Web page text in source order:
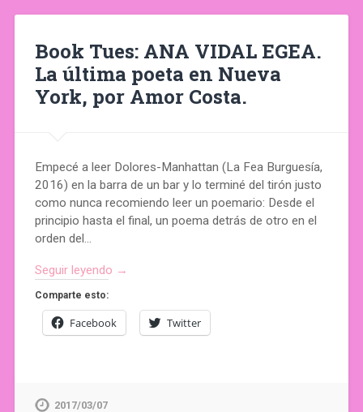
Book Tues: ANA VIDAL EGEA.
La última poeta en Nueva
York, por Amor Costa.
Empecé a leer Dolores-Manhattan (La Fea Burguesía,
2016) en la barra de un bar y lo terminé del tirón justo
como nunca recomiendo leer un poemario: Desde el
principio hasta el final, un poema detrás de otro en el
orden del…
Seguir leyendo →
Comparte esto:
Facebook Twitter
2017/03/07